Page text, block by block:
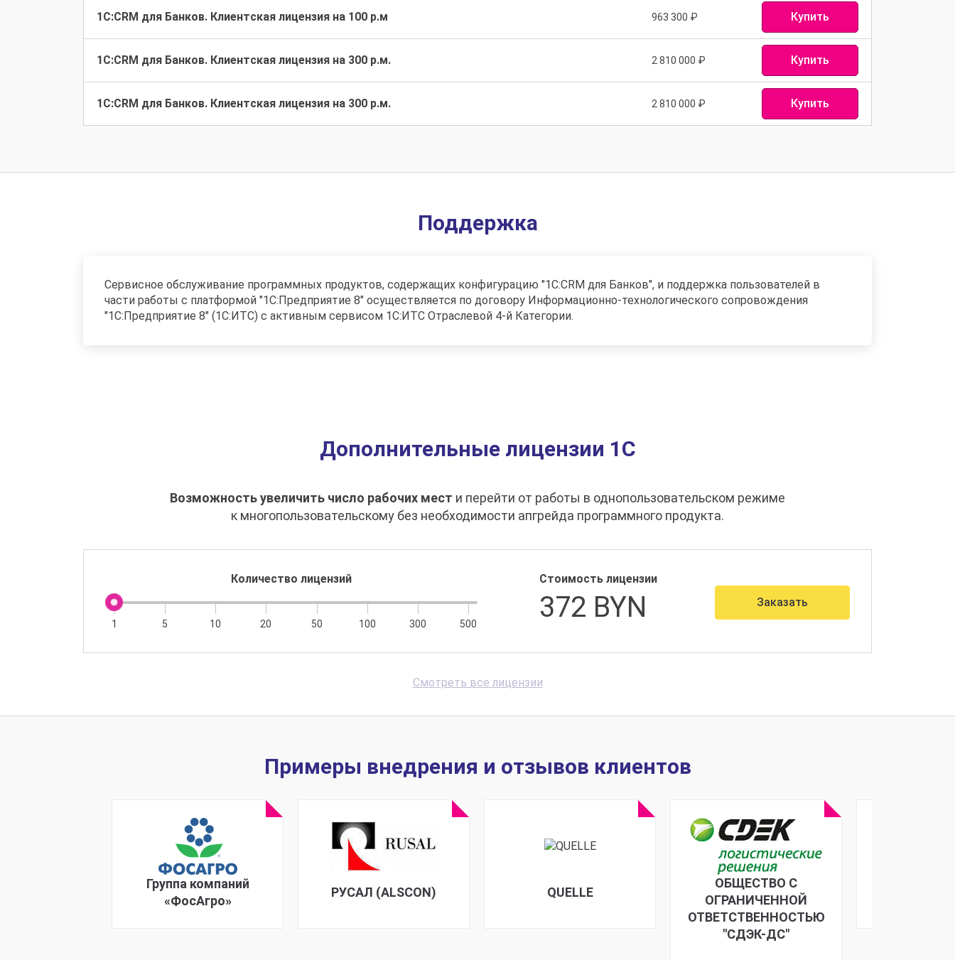
1С:CRM для Банков. Клиентская лицензия на 100 р.м 963 300 ₽ Купить
1С:CRM для Банков. Клиентская лицензия на 300 р.м. 2 810 000 ₽ Купить
1С:CRM для Банков. Клиентская лицензия на 300 р.м. 2 810 000 ₽ Купить
Поддержка
Сервисное обслуживание программных продуктов, содержащих конфигурацию "1С:CRM для Банков", и поддержка пользователей в
части работы с платформой "1С:Предприятие 8" осуществляется по договору Информационно-технологического сопровождения
"1С:Предприятие 8" (1С:ИТС) с активным сервисом 1С:ИТС Отраслевой 4-й Категории.
Дополнительные лицензии 1С
Возможность увеличить число рабочих мест и перейти от работы в однопользовательском режиме
к многопользовательскому без необходимости апгрейда программного продукта.
Количество лицензий
1 5 10 20 50 100 300 500
Стоимость лицензии
372 BYN Заказать
Смотреть все лицензии
Примеры внедрения и отзывов клиентов
Группа компаний
«ФосАгро»
РУСАЛ (ALSCON) QUELLE
ОБЩЕСТВО С
ОГРАНИЧЕННОЙ
ОТВЕТСТВЕННОСТЬЮ
"СДЭК-ДС"